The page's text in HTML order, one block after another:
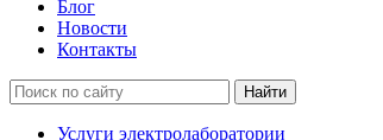
Блог
Новости
Контакты
Услуги электролаборатории